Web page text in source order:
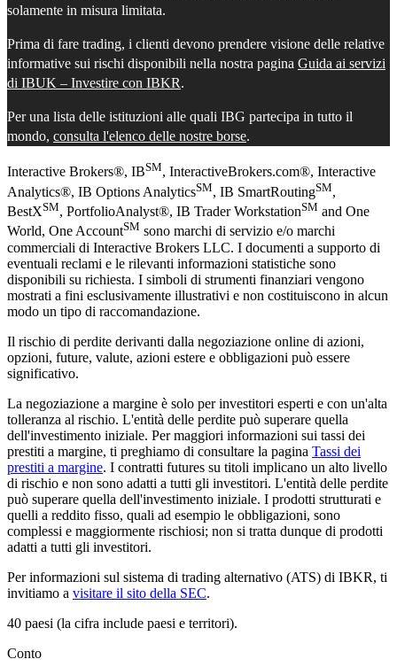
solamente in misura limitata.
Prima di fare trading, i clienti devono prendere visione delle relative
informative sui rischi disponibili nella nostra pagina Guida ai servizi
di IBUK – Investire con IBKR.
Per una lista delle istituzioni alle quali IBG partecipa in tutto il
mondo, consulta l'elenco delle nostre borse.
Interactive Brokers®, IBSM, InteractiveBrokers.com®, Interactive
Analytics®, IB Options AnalyticsSM, IB SmartRoutingSM,
BestXSM, PortfolioAnalyst®, IB Trader WorkstationSM and One
World, One AccountSM sono marchi di servizio e/o marchi
commerciali di Interactive Brokers LLC. I documenti a supporto di
eventuali reclami e le rilevanti informazioni statistiche sono
disponibili su richiesta. I simboli di strumenti finanziari vengono
mostrati a fini esclusivamente illustrativi e non costituiscono in alcun
modo un tipo di raccomandazione.
Il rischio di perdite derivanti dalla negoziazione online di azioni,
opzioni, future, valute, azioni estere e obbligazioni può essere
significativo.
La negoziazione a margine è solo per investitori esperti e con un'alta
tolleranza al rischio. L'entità delle perdite può superare quella
dell'investimento iniziale. Per maggiori informazioni sui tassi dei
prestiti a margine, ti preghiamo di consultare la pagina Tassi dei
prestiti a margine. I contratti futures su titoli implicano un alto livello
di rischio e non sono adatti a tutti gli investitori. L'entità delle perdite
può superare quella dell'investimento iniziale. I prodotti strutturati e
quelli a reddito fisso, quali ad esempio le obbligazioni, sono
complessi e maggiormente rischiosi; non si tratta dunque di prodotti
adatti a tutti gli investitori.
Per informazioni sul sistema di trading alternativo (ATS) di IBKR, ti
invitiamo a visitare il sito della SEC.
40 paesi (la cifra include paesi e territori).
Conto